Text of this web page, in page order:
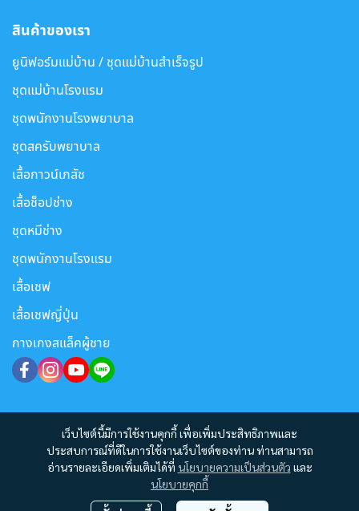
เว็บไซต์นี้มีการใช้งานคุกกี้ เพื่อเพิ่มประสิทธิภาพและ
ประสบการณ์ที่ดีในการใช้งานเว็บไซต์ของท่าน ท่านสามารถ
อ่านรายละเอียดเพิ่มเติมได้ที่ นโยบายความเป็นส่วนตัว และ
นโยบายคุกกี้
สินค้าของเรา
ยูนิฟอร์มแม่บ้าน / ชุดแม่บ้านสำเร็จรูป
ชุดแม่บ้านโรงแรม
ชุดพนักงานโรงพยาบาล
ชุดสครับพยาบาล
เสื้อกาวน์เภสัช
เสื้อช็อปช่าง
ชุดหมีช่าง
ชุดพนักงานโรงแรม
เสื้อเชฟ
เสื้อเชฟญี่ปุ่น
กางเกงสแล็คผู้ชาย